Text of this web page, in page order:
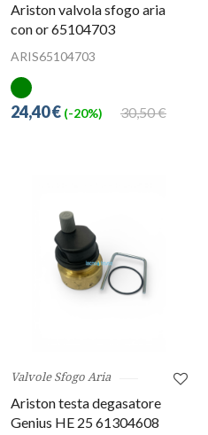
Ariston valvola sfogo aria
con or 65104703
ARIS65104703
30,50 €
24,40 € (-20%)
Valvole Sfogo Aria
Ariston testa degasatore
Genius HE 25 61304608